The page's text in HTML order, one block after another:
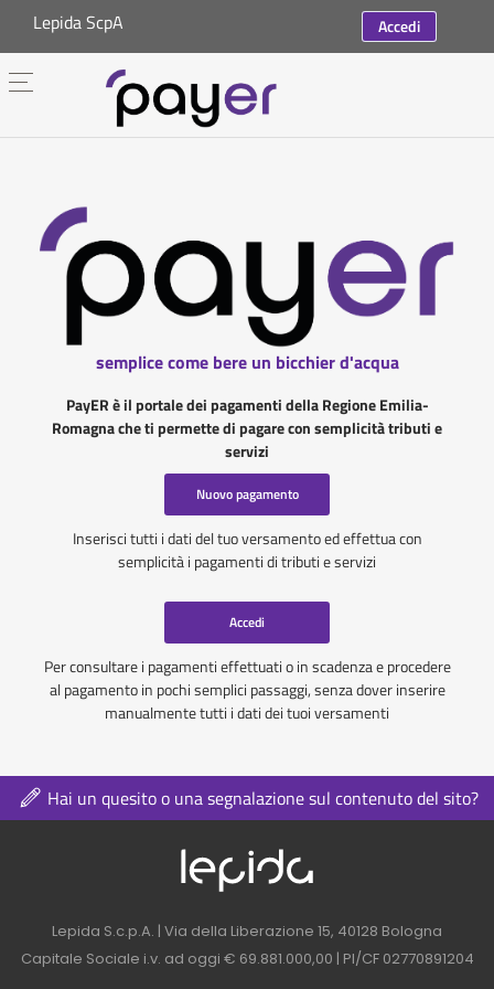
Lepida ScpA Accedi
semplice come bere un bicchier d'acqua
PayER è il portale dei pagamenti della Regione Emilia-
Romagna che ti permette di pagare con semplicità tributi e
servizi
Nuovo pagamento
Inserisci tutti i dati del tuo versamento ed effettua con
semplicità i pagamenti di tributi e servizi
Accedi
Per consultare i pagamenti effettuati o in scadenza e procedere
al pagamento in pochi semplici passaggi, senza dover inserire
manualmente tutti i dati dei tuoi versamenti
Hai un quesito o una segnalazione sul contenuto del sito?
Logo azienda nel
Contatti azienda nel footer
Lepida S.c.p.A. | Via della Liberazione 15, 40128 Bologna
Capitale Sociale i.v. ad oggi € 69.881.000,00 | PI/CF 02770891204